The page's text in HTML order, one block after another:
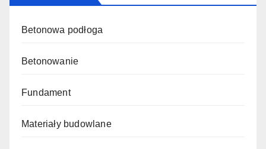
Betonowa podłoga
Betonowanie
Fundament
Materiały budowlane